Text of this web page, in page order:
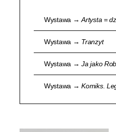
Wystawa →Artysta =
Wystawa → Tranzyt
Wystawa →Ja jako
Wystawa →Komiks.